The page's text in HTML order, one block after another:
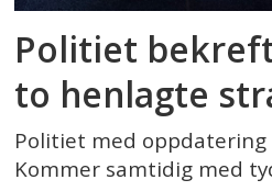
Politiet
to henlagte
Politiet med
Kommer samtidig med